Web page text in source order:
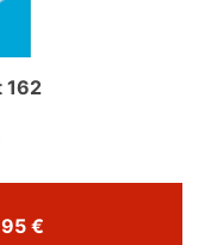
162
Comprar por 44,95 €